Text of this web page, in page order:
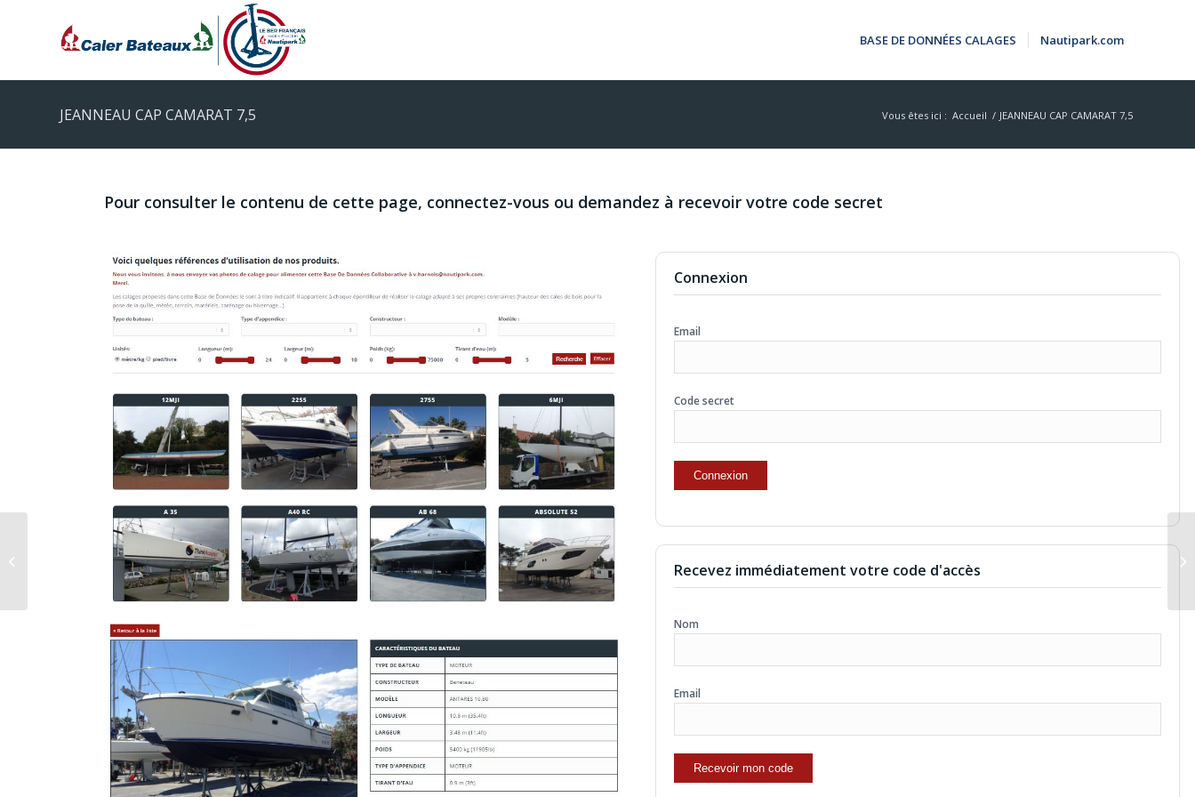
BASE DE DONNÉES CALAGES Nautipark.com
JEANNEAU CAP CAMARAT 7,5 Vous êtes ici : Accueil / JEANNEAU CAP CAMARAT 7,5
Pour consulter le contenu de cette page, connectez-vous ou demandez à recevoir votre code secret
Connexion
Email
Code secret
Recevez immédiatement votre code d'accès
Nom
Email
BENETEAU ANTARES 8